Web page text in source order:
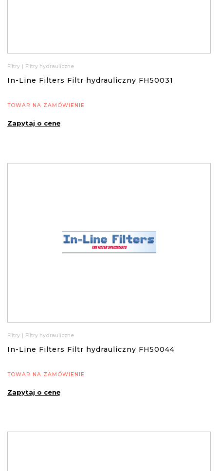
Filtry | Filtry hydrauliczne
In-Line Filters Filtr hydrauliczny FH50031
TOWAR NA ZAMÓWIENIE
Zapytaj o cenę
Filtry | Filtry hydrauliczne
In-Line Filters Filtr hydrauliczny FH50044
TOWAR NA ZAMÓWIENIE
Zapytaj o cenę